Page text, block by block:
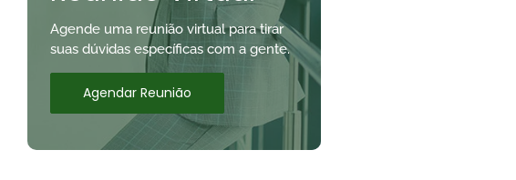
Agende uma reunião virtual para tirar
suas dúvidas específicas com a gente.
Agendar Reunião